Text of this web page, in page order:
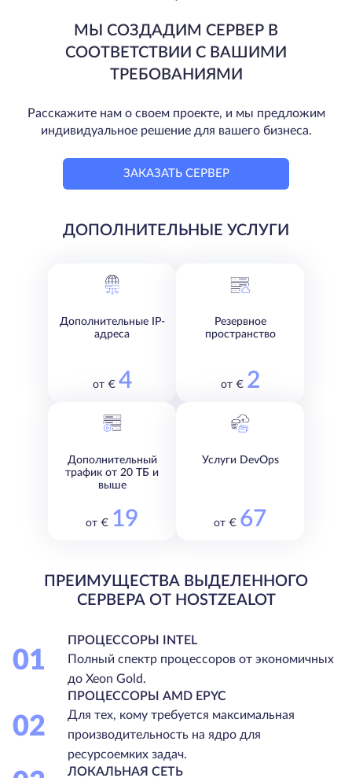
МЫ СОЗДАДИМ СЕРВЕР В
СООТВЕТСТВИИ С ВАШИМИ
ТРЕБОВАНИЯМИ
Расскажите нам о своем проекте, и мы предложим
индивидуальное решение для вашего бизнеса.
ЗАКАЗАТЬ СЕРВЕР
ДОПОЛНИТЕЛЬНЫЕ УСЛУГИ
Дополнительные IP-
адреса
от € 4
Резервное
пространство
от € 2
Дополнительный
трафик от 20 ТБ и
выше
от € 19
Услуги DevOps
от € 67
ПРЕИМУЩЕСТВА ВЫДЕЛЕННОГО
СЕРВЕРА ОТ HOSTZEALOT
01
ПРОЦЕССОРЫ INTEL
Полный спектр процессоров от экономичных
до Xeon Gold.
02
ПРОЦЕССОРЫ AMD EPYC
Для тех, кому требуется максимальная
производительность на ядро для
ресурсоемких задач.
ЛОКАЛЬНАЯ СЕТЬ